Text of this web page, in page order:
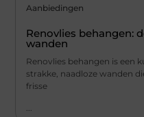
Aanbiedingen
Renovlies behangen:
wanden
Renovlies behangen is een
strakke, naadloze wanden
frisse
...